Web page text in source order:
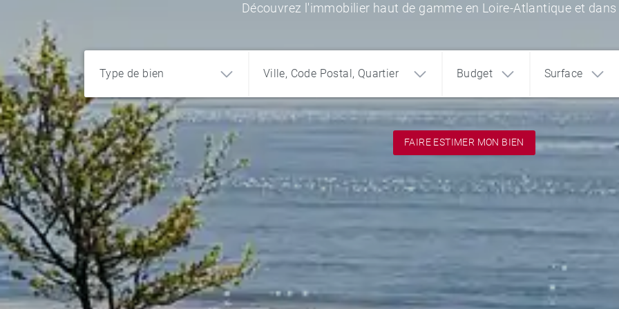
Découvrez l'immobilier haut de gamme en Loire-Atlantique et
Type de bien
Appartement Maison Terrain
Programme
Bureau et
commerce
Ville, Code Postal, Quartier Budget Surface
1 2 3
FAIRE ESTIMER MON BIEN